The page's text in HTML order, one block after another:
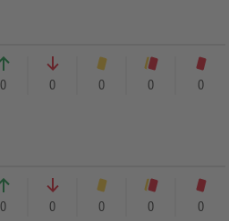
0 0 0 0 0
0 0 0 0 0